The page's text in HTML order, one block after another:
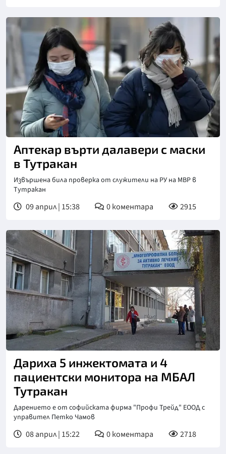
Аптекар върти далавери с маски
в Тутракан
Извършена била проверка от служители на РУ на МВР в
Тутракан
09 април | 15:38 0коментара 2915
Дариха 5 инжектомата и 4
пациентски монитора на МБАЛ
Тутракан
Дарението е от софийската фирма "Профи Трейд" ЕООД с
управител Петко Чамов
08 април | 15:22 0коментара 2718